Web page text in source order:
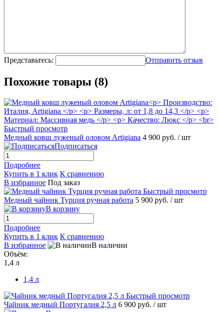
Представьтесь: Отправить отзыв
Похожие товары (8)
Быстрый просмотр
Медный ковш луженый оловом Artigiana 4 900 руб. / шт
Подписаться
Подробнее
Купить в 1 клик К сравнению
В избранное Под заказ
Быстрый просмотр
Медный чайник Турция ручная работа 5 900 руб. / шт
В корзину
Подробнее
Купить в 1 клик К сравнению
В избранное
В наличии
Объём:
1,4 л
1,4 л
Быстрый просмотр
Чайник медный Португалия 2,5 л 6 900 руб. / шт